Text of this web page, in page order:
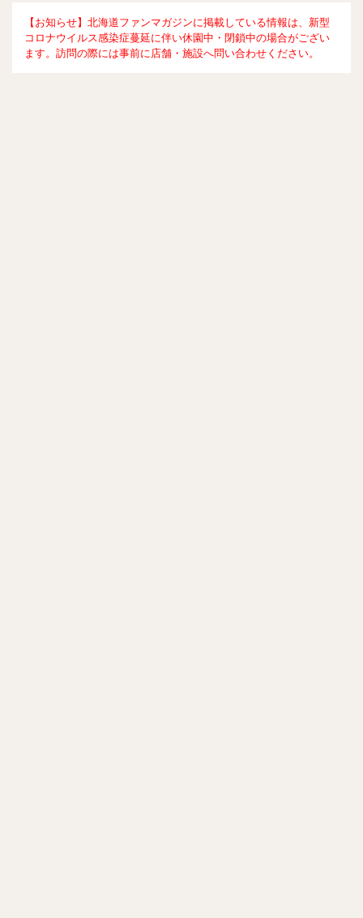
【お知らせ】北海道ファンマガジンに掲載している情報は、新型
コロナウイルス感染症蔓延に伴い休園中・閉鎖中の場合がござい
ます。訪問の際には事前に店舗・施設へ問い合わせください。